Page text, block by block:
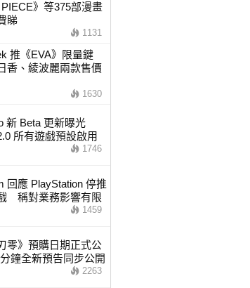
PIECE》等375部漫畫
睇
1131
推《EVA》限量鍵
、綾波麗兩款售價
1630
新 Beta 更新曝光
所有遊戲預設啟用
1746
回應 PlayStation 停推
稱對業務影響有限
1459
零》預購日期正式公
鐘全新預告同步公開
2263